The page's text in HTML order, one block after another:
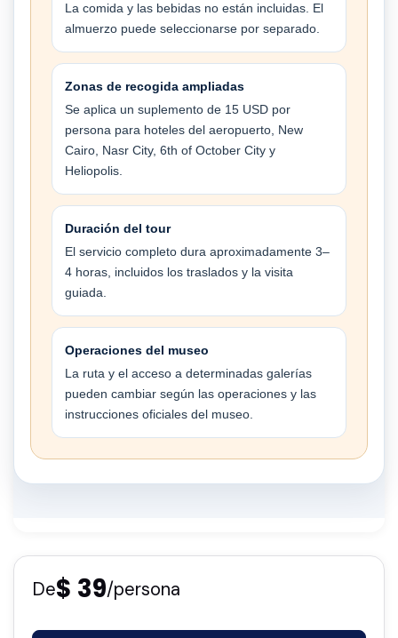
La comida y las bebidas no están incluidas. El
almuerzo puede seleccionarse por separado.
Zonas de recogida ampliadas
Se aplica un suplemento de 15 USD por
persona para hoteles del aeropuerto, New
Cairo, Nasr City, 6th of October City y
Heliopolis.
Duración del tour
El servicio completo dura aproximadamente 3–
4 horas, incluidos los traslados y la visita
guiada.
Operaciones del museo
La ruta y el acceso a determinadas galerías
pueden cambiar según las operaciones y las
instrucciones oficiales del museo.
De$ 39/persona